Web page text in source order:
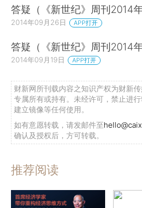
答疑（《新世纪》周刊2014
2014年09月26日 APP打开
答疑（《新世纪》周刊2014
2014年09月19日 APP打开
财新网所刊载内容之知识产权为财新
专属所有或持有。未经许可，禁止进
建立镜像等任何使用。
如有意愿转载，请发邮件至
确认及授权后，方可转载。
推荐阅读